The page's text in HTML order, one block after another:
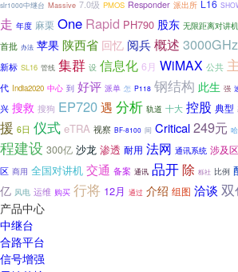
slr1000中继台 Massive 7.0级 PMOS Responder 派出所 L16
走 年度 麻栗 One Rapid PH790 股东 无限距离对讲机
首批 办法 苹果 陕西省 回忆 阅兵概述 3000GHz
新标 SL16 管线 集群 设 信息化 6月 WiMAX 公共
代 India2020 中心 到 好评 派单 怎 P118 钢结构 此生 强
兴 搜救 搜狗 EP720遇 分析 轨道 十大 控股 典型
援 6日 仪式 eTRA 视察 BF-8100 间 Critical249元
程建设 300亿 沙龙 渗透 耐用 法网 通讯系统 涉及区
区 商用 全国对讲机 交通 备案 通讯 品开除 栎社 比例
亿 风电 运维 购买 行将 12月 通过 介绍 组图 洽谈 双
产品中心
中继台
合路平台
信号增强